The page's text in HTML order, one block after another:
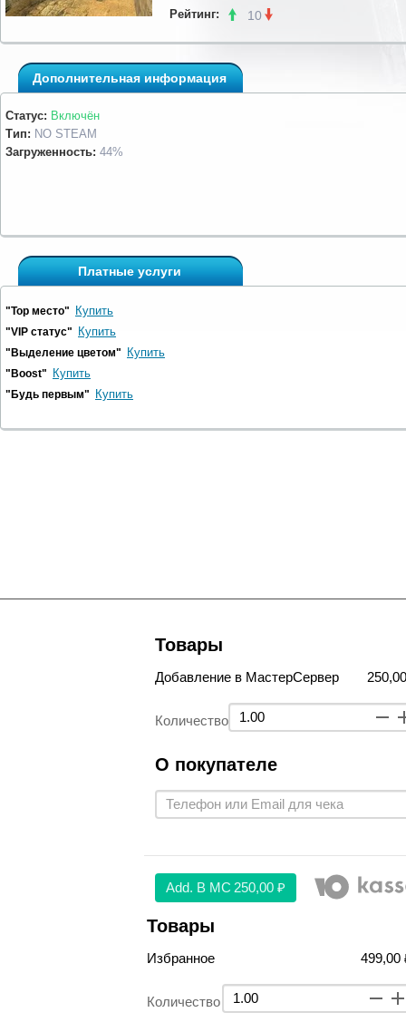
Рейтинг:
10
Дополнительная информация
Статус: Включён
Тип: NO STEAM
Загруженность: 44%
Платные услуги
"Top место" Купить
"VIP статус" Купить
"Выделение цветом" Купить
"Boost" Купить
"Будь первым" Купить
Товары
Добавление в МастерСервер
Количество
О покупателе
Аdd. В МС 250,00 ₽
Товары
Избранное 499,00
Количество